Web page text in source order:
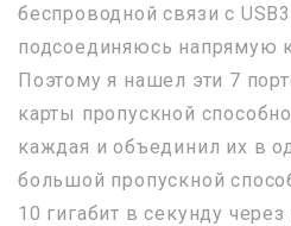
беспроводной связи с
подсоединяюсь напрямую
Поэтому я нашел эти 7
карты пропускной
каждая и объединил их в
большой пропускной
10 гигабит в секунду